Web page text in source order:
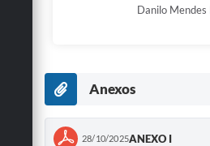
Danilo Mendes
Anexos
28/10/2025ANEXO I